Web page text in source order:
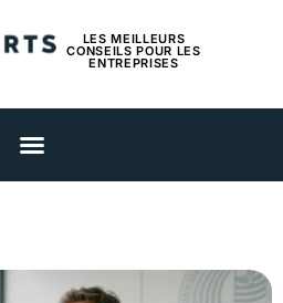
LES MEILLEURS
CONSEILS POUR LES
ENTREPRISES